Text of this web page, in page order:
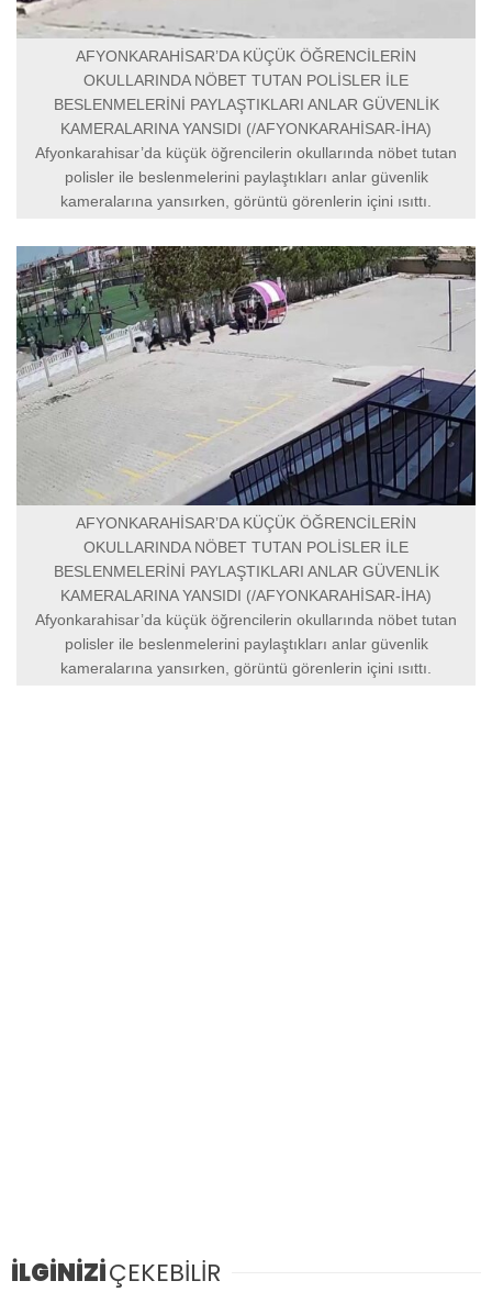
AFYONKARAHİSAR’DA KÜÇÜK ÖĞRENCİLERİN
OKULLARINDA NÖBET TUTAN POLİSLER İLE
BESLENMELERİNİ PAYLAŞTIKLARI ANLAR GÜVENLİK
KAMERALARINA YANSIDI (/AFYONKARAHİSAR-İHA)
Afyonkarahisar’da küçük öğrencilerin okullarında nöbet tutan
polisler ile beslenmelerini paylaştıkları anlar güvenlik
kameralarına yansırken, görüntü görenlerin içini ısıttı.
AFYONKARAHİSAR’DA KÜÇÜK ÖĞRENCİLERİN
OKULLARINDA NÖBET TUTAN POLİSLER İLE
BESLENMELERİNİ PAYLAŞTIKLARI ANLAR GÜVENLİK
KAMERALARINA YANSIDI (/AFYONKARAHİSAR-İHA)
Afyonkarahisar’da küçük öğrencilerin okullarında nöbet tutan
polisler ile beslenmelerini paylaştıkları anlar güvenlik
kameralarına yansırken, görüntü görenlerin içini ısıttı.
İLGİNİZİÇEKEBİLİR